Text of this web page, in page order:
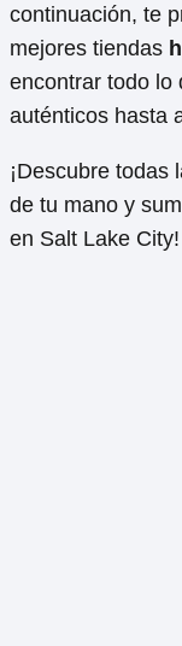
continuación, te
mejores tiendas
encontrar todo lo
auténticos hasta
¡Descubre todas
de tu mano y
en Salt Lake City!